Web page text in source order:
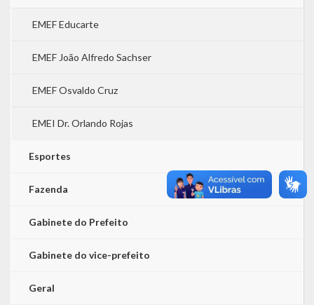
EMEF Educarte
EMEF João Alfredo Sachser
EMEF Osvaldo Cruz
EMEI Dr. Orlando Rojas
Esportes
Fazenda
Gabinete do Prefeito
Gabinete do vice-prefeito
Geral